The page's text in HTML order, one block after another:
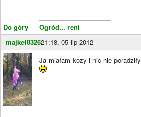
Do góry
Ogród... reni
majkel032621:18, 05 lip 2012
Ja miałam kozy i nic nie poradziły